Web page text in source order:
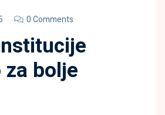
0 Comments
bolje